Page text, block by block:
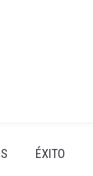
ÉXITO